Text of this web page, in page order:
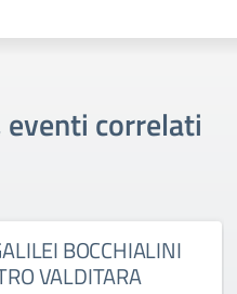
correlati
BOCCHIALINI
VALDITARA